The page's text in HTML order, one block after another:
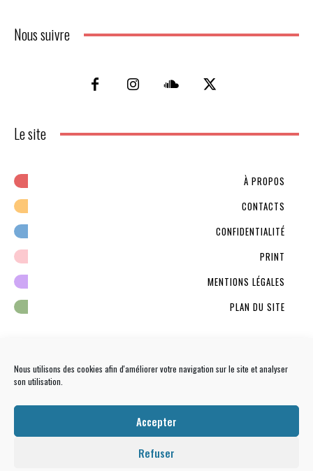
Nous utilisons des cookies afin d'améliorer votre navigation sur le site et analyser
son utilisation.
Accepter
Refuser
Nous suivre
Le site
À PROPOS
CONTACTS
CONFIDENTIALITÉ
PRINT
MENTIONS LÉGALES
PLAN DU SITE
NEWSLETTER